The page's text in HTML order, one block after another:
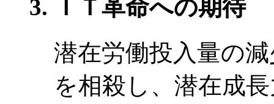
ＩＴ革命への期待
潜在労働投入量の
を相殺し、潜在成